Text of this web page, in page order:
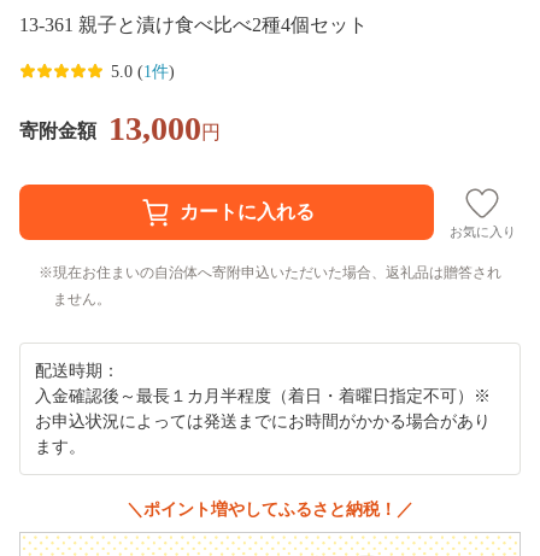
13-361 親子と漬け食べ比べ2種4個セット
5.0 (1件)
寄附金額 13,000円
お気に入り
現在お住まいの自治体へ寄附申込いただいた場合、返礼品は贈答され
ません。
配送時期：
入金確認後～最長１カ月半程度（着日・着曜日指定不可）※
お申込状況によっては発送までにお時間がかかる場合があり
ます。
＼ポイント増やしてふるさと納税！／